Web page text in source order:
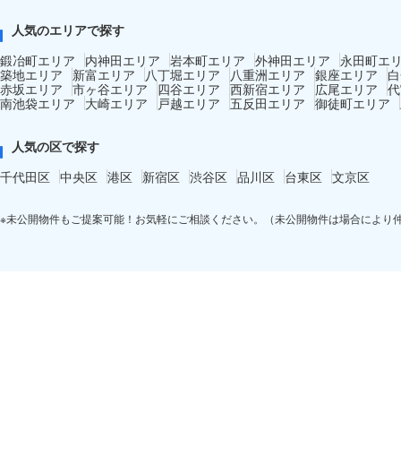
人気のエリアで探す
鍛冶町エリア
内神田エリア 岩本町エリア 外神田エリア
永田町エ
築地エリア
新富エリア 八丁堀エリア 八重洲エリア 銀座エリア
赤坂エリア 市ヶ谷エリア 四谷エリア 西新宿エリア 広尾エリア
南池袋エリア
大崎エリア 戸越エリア 五反田エリア 御徒町エリア
人気の区で探す
千代田区 中央区 港区 新宿区 渋谷区 品川区 台東区 文京区
※未公開物件もご提案可能！お気軽にご相談ください。（未公開物件は場合により